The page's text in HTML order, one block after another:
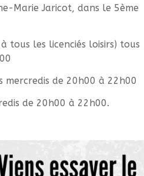
Marie Jaricot, dans le 5ème
tous les licenciés loisirs) tous
mercredis de 20h00 à 22h00
de 20h00 à 22h00.